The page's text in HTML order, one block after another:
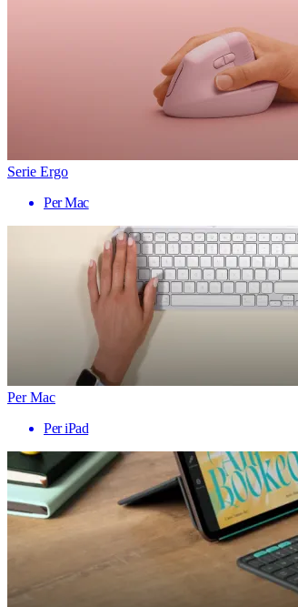
Serie Ergo
Per Mac
Per Mac
Per iPad